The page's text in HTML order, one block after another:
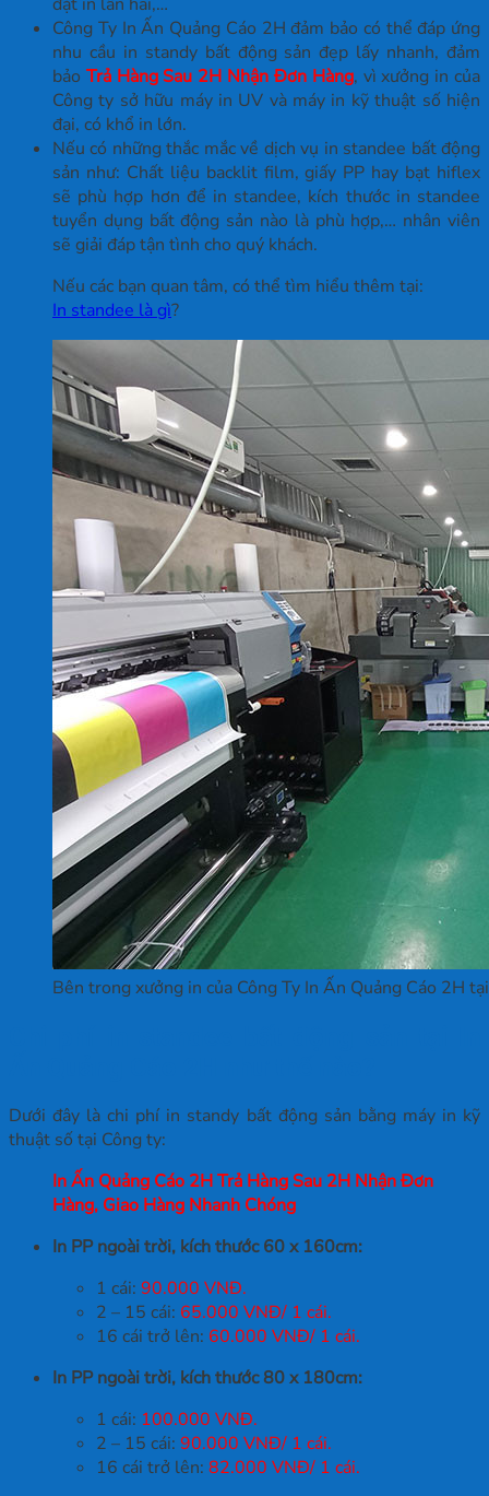
Công Ty In Ấn Quảng Cáo 2H đảm bảo có thể đáp ứng
nhu cầu in standy bất động sản đẹp lấy nhanh, đảm
bảo Trả Hàng Sau 2H Nhận Đơn Hàng, vì xưởng in của
Công ty sở hữu máy in UV và máy in kỹ thuật số hiện
đại, có khổ in lớn.
Nếu có những thắc mắc về dịch vụ in standee bất động
sản như: Chất liệu backlit film, giấy PP hay bạt hiflex
sẽ phù hợp hơn để in standee, kích thước in standee
tuyển dụng bất động sản nào là phù hợp,… nhân viên
sẽ giải đáp tận tình cho quý khách.
Nếu các bạn quan tâm, có thể tìm hiểu thêm tại:
In standee là gì?
Bên trong xưởng in của Công Ty In Ấn Quảng Cáo 2H
Dưới đây là chi phí in standy bất động sản bằng máy in kỹ
thuật số tại Công ty:
In Ấn Quảng Cáo 2H Trả Hàng Sau 2H Nhận Đơn
Hàng, Giao Hàng Nhanh Chóng
In PP ngoài trời, kích thước 60 x 160cm:
1 cái: 90.000 VNĐ.
2 – 15 cái: 65.000 VNĐ/ 1 cái.
16 cái trở lên: 60.000 VNĐ/ 1 cái.
In PP ngoài trời, kích thước 80 x 180cm:
1 cái: 100.000 VNĐ.
2 – 15 cái: 90.000 VNĐ/ 1 cái.
16 cái trở lên: 82.000 VNĐ/ 1 cái.